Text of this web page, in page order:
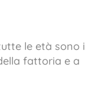
le età sono i
fattoria e a